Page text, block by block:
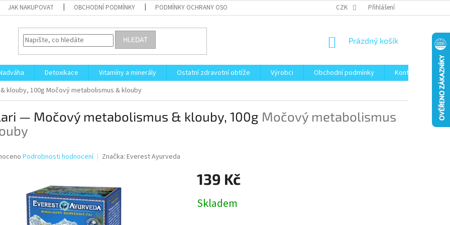
JAK NAKUPOVAT OBCHODNÍ PODMÍNKY PODMÍNKY OCHRANY OSOBNÍCH ÚDAJŮ CZK Přihlášení
HLEDAT
NÁKUPNÍ
Prázdný košík
Detoxikace Vitamíny a minerály Ostatní zdravotní obtíže Výrobci Obchodní podmínky Kontakty
klouby, 100g Močový metabolismus & klouby
— Močový metabolismus & klouby, 100g Močový metabolismus
Podrobnosti hodnocení Značka: Everest Ayurveda
139 Kč
cena:
Skladem